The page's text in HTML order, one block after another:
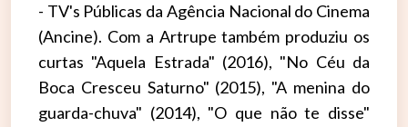
- TV's Públicas da Agência Nacional do Cinema
(Ancine). Com a Artrupe também produziu os
curtas "Aquela Estrada" (2016), "No Céu da
Boca Cresceu Saturno" (2015), "A menina do
guarda-chuva" (2014), "O que não te disse"